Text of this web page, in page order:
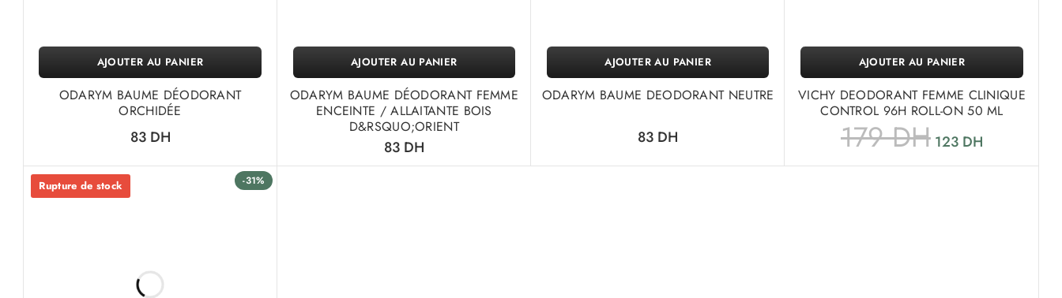
ODARYM BAUME DÉODORANT
ORCHIDÉE
83 DH
AJOUTER AU PANIER
ODARYM BAUME DÉODORANT FEMME
ENCEINTE / ALLAITANTE BOIS
D&RSQUO;ORIENT
83 DH
AJOUTER AU PANIER
ODARYM BAUME DEODORANT NEUTRE
83 DH
AJOUTER AU PANIER
VICHY DEODORANT FEMME CLINIQUE
CONTROL 96H ROLL-ON 50 ML
179DH 123 DH
AJOUTER AU PANIER
-31%
Rupture de stock